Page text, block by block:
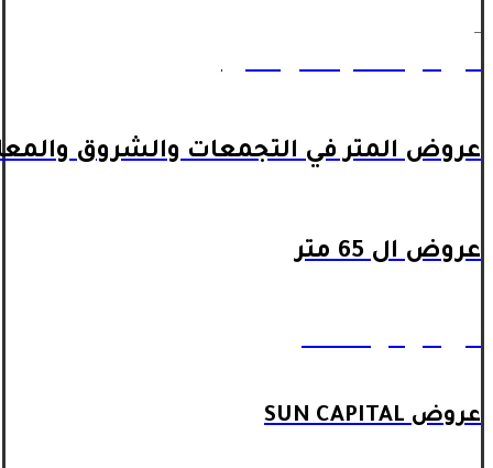
_
عروض المتر داخل اكتوبر
عروض المتر في التجمعات والشروق
عروض ال 65 متر
عروض ال 90 متر
عروض SUN CAPITAL